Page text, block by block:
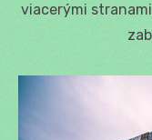
viacerými